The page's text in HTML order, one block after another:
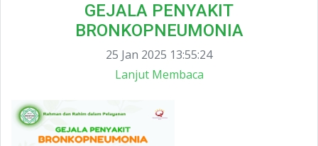
GEJALA PENYAKIT
BRONKOPNEUMONIA
25 Jan 2025 13:55:24
Lanjut Membaca